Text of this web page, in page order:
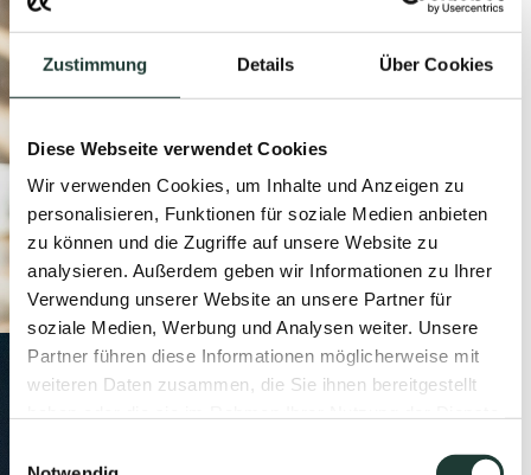
Zustimmung Details Über Cookies
Diese Webseite verwendet Cookies
Wir verwenden Cookies, um Inhalte und Anzeigen zu
personalisieren, Funktionen für soziale Medien anbieten
zu können und die Zugriffe auf unsere Website zu
analysieren. Außerdem geben wir Informationen zu Ihrer
Verwendung unserer Website an unsere Partner für
soziale Medien, Werbung und Analysen weiter. Unsere
Partner führen diese Informationen möglicherweise mit
weiteren Daten zusammen, die Sie ihnen bereitgestellt